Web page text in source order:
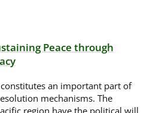
Peace through
an important part of
mechanisms. The
region have the political will